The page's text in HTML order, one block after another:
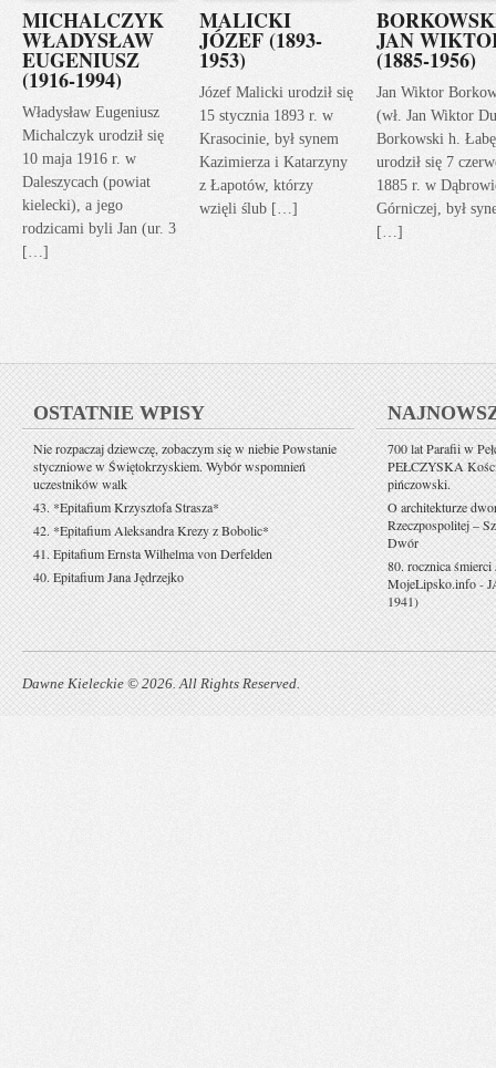
MICHALCZYK
WŁADYSŁAW
EUGENIUSZ
(1916-1994)
Władysław Eugeniusz
Michalczyk urodził się
10 maja 1916 r. w
Daleszycach (powiat
kielecki), a jego
rodzicami byli Jan (ur. 3
[…]
MALICKI
JÓZEF (1893-
1953)
Józef Malicki urodził się
15 stycznia 1893 r. w
Krasocinie, był synem
Kazimierza i Katarzyny
z Łapotów, którzy
wzięli ślub […]
JAN
(1885-1956)
Jan Wiktor
(wł. Jan Wiktor
Borkowski h.
urodził się 7
1885 r. w
Górniczej, był
[…]
OSTATNIE WPISY
Nie rozpaczaj dziewczę, zobaczym się w niebie Powstanie
styczniowe w Świętokrzyskiem. Wybór wspomnień
uczestników walk
43. *Epitafium Krzysztofa Strasza*
42. *Epitafium Aleksandra Krezy z Bobolic*
41. Epitafium Ernsta Wilhelma von Derfelden
40. Epitafium Jana Jędrzejko
700 lat Parafii w
PEŁCZYSKA
pińczowski.
O architekturze
Rzeczpospolitej –
Dwór
80. rocznica
MojeLipsko.info-
1941)
Dawne Kieleckie © 2026. All Rights Reserved.